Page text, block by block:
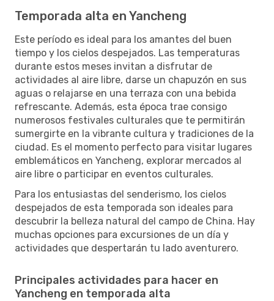
Temporada alta en Yancheng
Este período es ideal para los amantes del buen
tiempo y los cielos despejados. Las temperaturas
durante estos meses invitan a disfrutar de
actividades al aire libre, darse un chapuzón en sus
aguas o relajarse en una terraza con una bebida
refrescante. Además, esta época trae consigo
numerosos festivales culturales que te permitirán
sumergirte en la vibrante cultura y tradiciones de la
ciudad. Es el momento perfecto para visitar lugares
emblemáticos en Yancheng, explorar mercados al
aire libre o participar en eventos culturales.
Para los entusiastas del senderismo, los cielos
despejados de esta temporada son ideales para
descubrir la belleza natural del campo de China. Hay
muchas opciones para excursiones de un día y
actividades que despertarán tu lado aventurero.
Principales actividades para hacer en
Yancheng en temporada alta